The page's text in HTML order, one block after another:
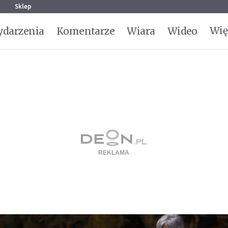
Sklep
Komentarze Wiara Wideo